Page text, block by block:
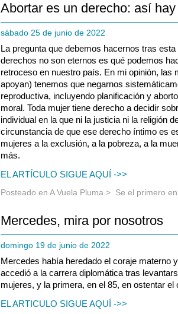
Abortar es un derecho: así
sábado 25 de junio de 2022
La pregunta que debemos hacernos tras
derechos no son eternos es qué podemos
retroceso en nuestro país. En mi opinión, las
apoyan) tenemos que negarnos
reproductiva, incluyendo planificación y
moral. Toda mujer tiene derecho a decidir
individual en la que ni la justicia ni la religión
circunstancia de que ese derecho íntimo es
mujeres a la exclusión, a la pobreza, a la
más.
EL ARTÍCULO SIGUE AQUÍ ->>
Posteado en A Vuela Pluma > Se el primero
Mercedes, mira por nosotros
domingo 19 de junio de 2022
Mercedes había heredado el coraje materno
accedió a la carrera diplomática tras
mujeres, y la primera, en el 85, en ostentar el
EL ARTICULO SIGUE AQUÍ ->>